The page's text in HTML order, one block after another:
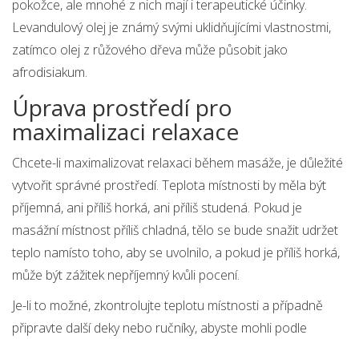
pokožce, ale mnohé z nich mají i terapeutické účinky.
Levandulový olej je známý svými uklidňujícími vlastnostmi,
zatímco olej z růžového dřeva může působit jako
afrodisiakum.
Úprava prostředí pro
maximalizaci relaxace
Chcete-li maximalizovat relaxaci během masáže, je důležité
vytvořit správné prostředí. Teplota místnosti by měla být
příjemná, ani příliš horká, ani příliš studená. Pokud je
masážní místnost příliš chladná, tělo se bude snažit udržet
teplo namísto toho, aby se uvolnilo, a pokud je příliš horká,
může být zážitek nepříjemný kvůli pocení.
Je-li to možné, zkontrolujte teplotu místnosti a případně
připravte další deky nebo ručníky, abyste mohli podle